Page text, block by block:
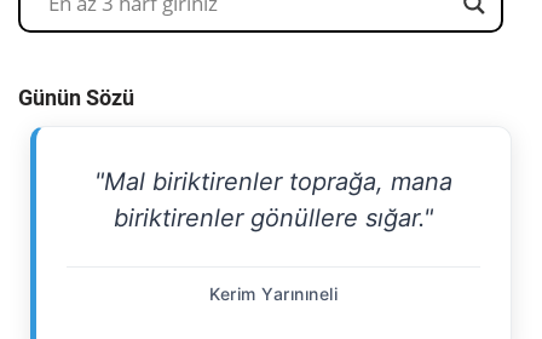
Günün Sözü
"Mal biriktirenler toprağa, mana
biriktirenler gönüllere sığar."
Kerim Yarınıneli